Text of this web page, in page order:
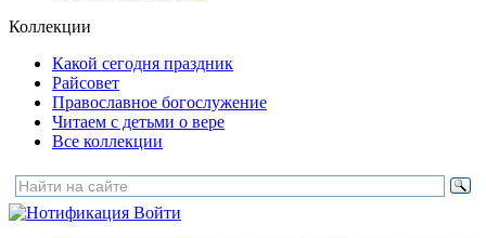
Коллекции
Какой сегодня праздник
Райсовет
Православное богослужение
Читаем с детьми о вере
Все коллекции
Войти